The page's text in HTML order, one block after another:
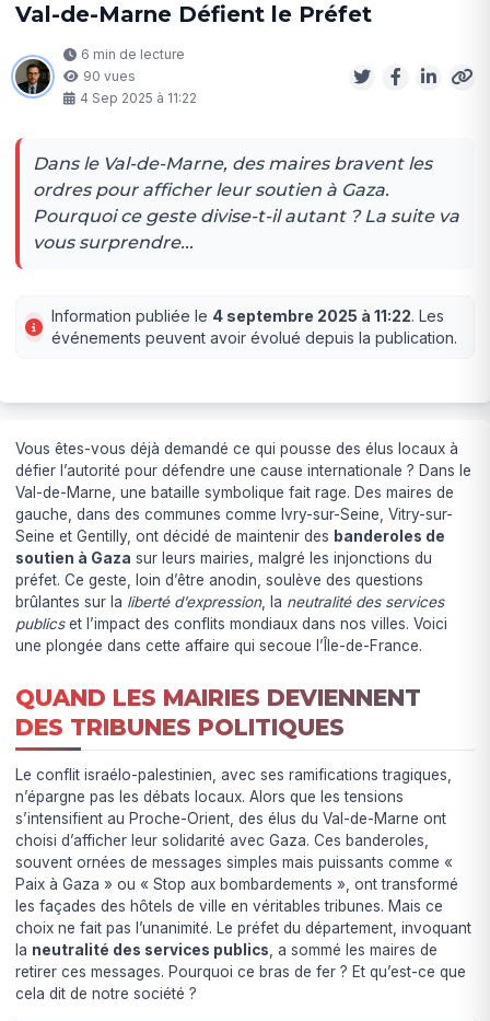
Val-de-Marne Défient le Préfet
6 min de lecture
90 vues
4 Sep 2025 à 11:22
Dans le Val-de-Marne, des maires bravent les
ordres pour afficher leur soutien à Gaza.
Pourquoi ce geste divise-t-il autant ? La suite va
vous surprendre...
Information publiée le 4 septembre 2025 à 11:22. Les
événements peuvent avoir évolué depuis la publication.
Vous êtes-vous déjà demandé ce qui pousse des élus locaux à
défier l’autorité pour défendre une cause internationale ? Dans le
Val-de-Marne, une bataille symbolique fait rage. Des maires de
gauche, dans des communes comme Ivry-sur-Seine, Vitry-sur-
Seine et Gentilly, ont décidé de maintenir des banderoles de
soutien à Gaza sur leurs mairies, malgré les injonctions du
préfet. Ce geste, loin d’être anodin, soulève des questions
brûlantes sur la liberté d’expression, la neutralité des services
publicset l’impact des conflits mondiaux dans nos villes. Voici
une plongée dans cette affaire qui secoue l’Île-de-France.
QUAND LES MAIRIES DEVIENNENT
DES TRIBUNES POLITIQUES
Le conflit israélo-palestinien, avec ses ramifications tragiques,
n’épargne pas les débats locaux. Alors que les tensions
s’intensifient au Proche-Orient, des élus du Val-de-Marne ont
choisi d’afficher leur solidarité avec Gaza. Ces banderoles,
souvent ornées de messages simples mais puissants comme «
Paix à Gaza » ou « Stop aux bombardements », ont transformé
les façades des hôtels de ville en véritables tribunes. Mais ce
choix ne fait pas l’unanimité. Le préfet du département, invoquant
la neutralité des services publics , a sommé les maires de
retirer ces messages. Pourquoi ce bras de fer ? Et qu’est-ce que
cela dit de notre société ?